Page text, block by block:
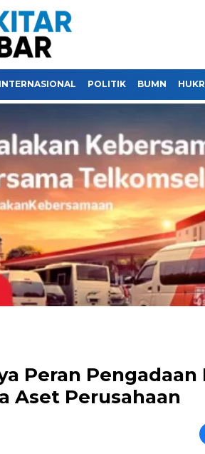
INTERNASIONAL POLITIK BUMN
Peran Pengadaan
Aset Perusahaan